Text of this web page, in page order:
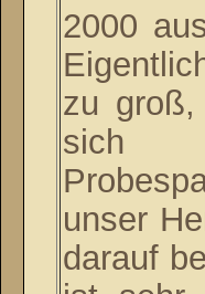
2000
zu
unser
darauf